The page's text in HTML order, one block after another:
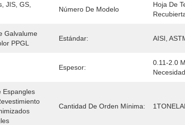
JIS, GS,
Número De Modelo
Hoja De
Galvalume
PPGL
Estándar: AISI,
Espesor:
0.11-2.0
Espangles
Cantidad De Orden Mínima: